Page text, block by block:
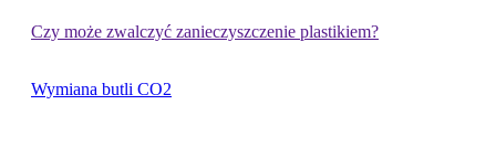
Czy może zwalczyć zanieczyszczenie plastikiem?
Wymiana butli CO2